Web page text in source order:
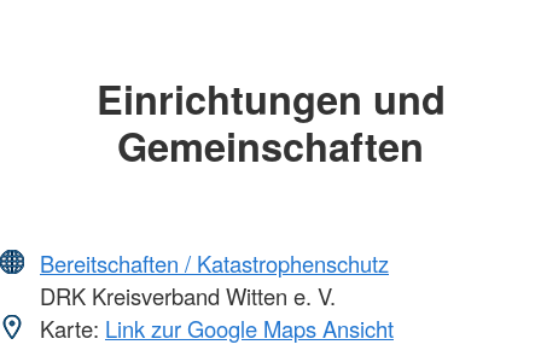
Einrichtungen und
Gemeinschaften
Bereitschaften / Katastrophenschutz
DRK Kreisverband Witten e. V.
Karte: Link zur Google Maps Ansicht